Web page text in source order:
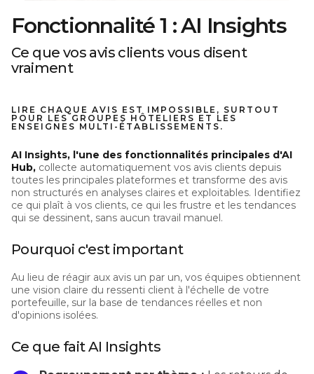
Fonctionnalité 1 : AI Insights
Ce que vos avis clients vous disent
vraiment
LIRE CHAQUE AVIS EST IMPOSSIBLE, SURTOUT
POUR LES GROUPES HÔTELIERS ET LES
ENSEIGNES MULTI-ÉTABLISSEMENTS.
AI Insights, l'une des fonctionnalités principales d'AI
Hub, collecte automatiquement vos avis clients depuis
toutes les principales plateformes et transforme des avis
non structurés en analyses claires et exploitables. Identifiez
ce qui plaît à vos clients, ce qui les frustre et les tendances
qui se dessinent, sans aucun travail manuel.
Pourquoi c'est important
Au lieu de réagir aux avis un par un, vos équipes obtiennent
une vision claire du ressenti client à l'échelle de votre
portefeuille, sur la base de tendances réelles et non
d'opinions isolées.
Ce que fait AI Insights